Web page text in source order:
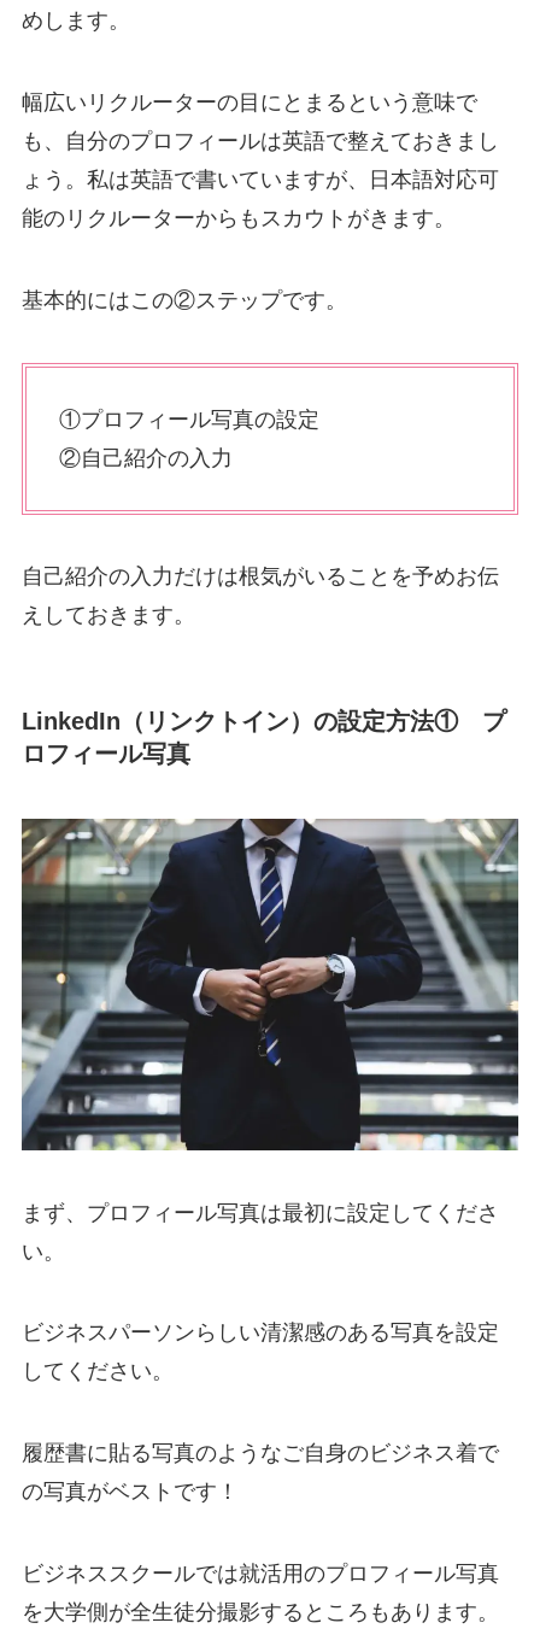
めします。
幅広いリクルーターの目にとまるという意味で
も、自分のプロフィールは英語で整えておきまし
ょう。私は英語で書いていますが、日本語対応可
能のリクルーターからもスカウトがきます。
基本的にはこの②ステップです。
①プロフィール写真の設定
②自己紹介の入力
自己紹介の入力だけは根気がいることを予めお伝
えしておきます。
LinkedIn（リンクトイン）の設定方法① プ
ロフィール写真
まず、プロフィール写真は最初に設定してくださ
い。
ビジネスパーソンらしい清潔感のある写真を設定
してください。
履歴書に貼る写真のようなご自身のビジネス着で
の写真がベストです！
ビジネススクールでは就活用のプロフィール写真
を大学側が全生徒分撮影するところもあります。